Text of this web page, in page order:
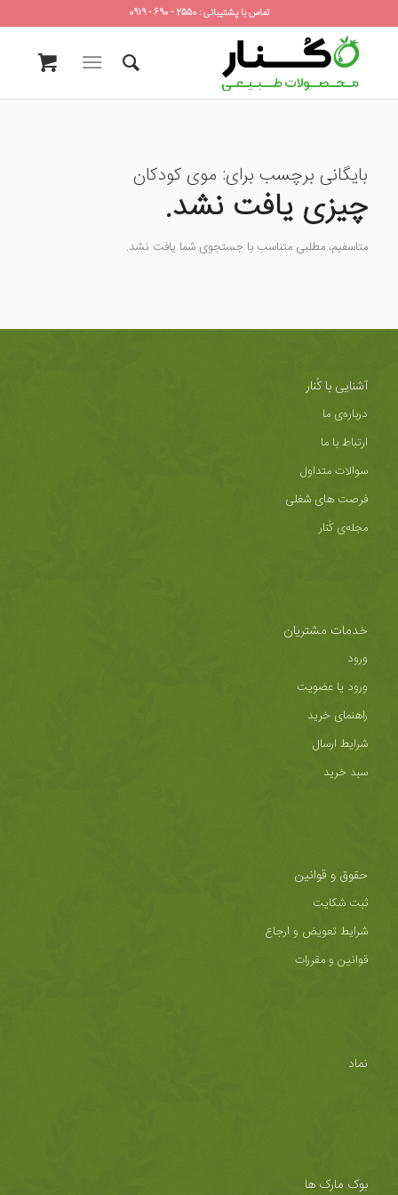
تماس با پشتیبانی : 2550 - 690 - 0919
بایگانی برچسب برای: موی کودکان
چیزی یافت نشد.
متاسفیم، مطلبی متناسب با جستجوی شما یافت نشد.
آشنایی با کُنار
درباره‌ی ما
ارتباط با ما
سوالات متداول
فرصت های شغلی
مجله‌ی کُنار
خدمات مشتریان
ورود
ورود یا عضویت
راهنمای خرید
شرایط ارسال
سبد خرید
حقوق و قوانین
ثبت شکایت
شرایط تعویض و ارجاع
قوانین و مقررات
نماد
بوک مارک ها